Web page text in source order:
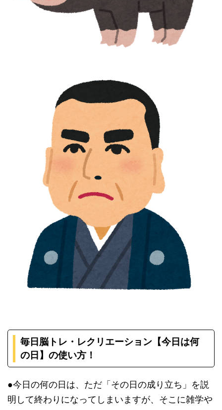
毎日脳トレ・レクリエーション【今日は何
の日】の使い方！
●今日の何の日は、ただ「その日の成り立ち」を説
明して終わりになってしまいますが、そこに雑学や